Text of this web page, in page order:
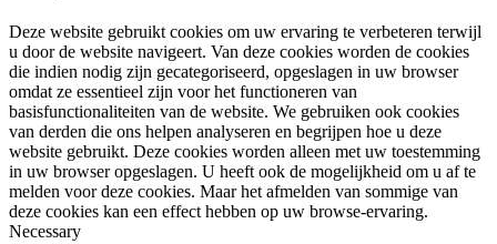
Deze website gebruikt cookies om uw ervaring te verbeteren terwijl
u door de website navigeert. Van deze cookies worden de cookies
die indien nodig zijn gecategoriseerd, opgeslagen in uw browser
omdat ze essentieel zijn voor het functioneren van
basisfunctionaliteiten van de website. We gebruiken ook cookies
van derden die ons helpen analyseren en begrijpen hoe u deze
website gebruikt. Deze cookies worden alleen met uw toestemming
in uw browser opgeslagen. U heeft ook de mogelijkheid om u af te
melden voor deze cookies. Maar het afmelden van sommige van
deze cookies kan een effect hebben op uw browse-ervaring.
Necessary